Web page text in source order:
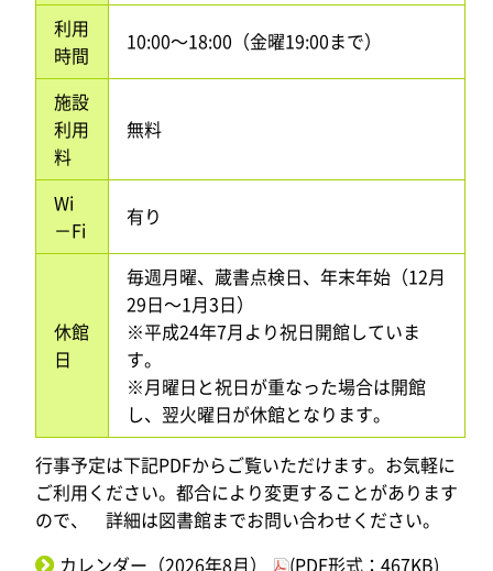
利用
時間
10:00～18:00（金曜19:00まで）
施設
利用
料
無料
Wi
－Fi
有り
休館
日
毎週月曜、蔵書点検日、年末年始（12月
29日～1月3日）
※平成24年7月より祝日開館していま
す。
※月曜日と祝日が重なった場合は開館
し、翌火曜日が休館となります。
行事予定は下記PDFからご覧いただけます。お気軽に
ご利用ください。都合により変更することがあります
ので、 詳細は図書館までお問い合わせください。
カレンダー（2026年8月）
(PDF形式：467KB)